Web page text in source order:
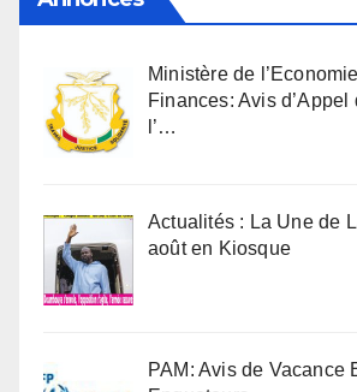
Ministère de
Finances: Avis d’Appel
l’…
Actualités : La Une de
août en Kiosque
PAM: Avis de Vacance